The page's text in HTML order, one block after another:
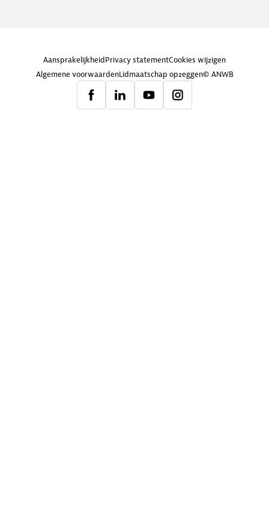
AansprakelijkheidPrivacy statementCookies wijzigen
Algemene voorwaardenLidmaatschap opzeggen© ANWB